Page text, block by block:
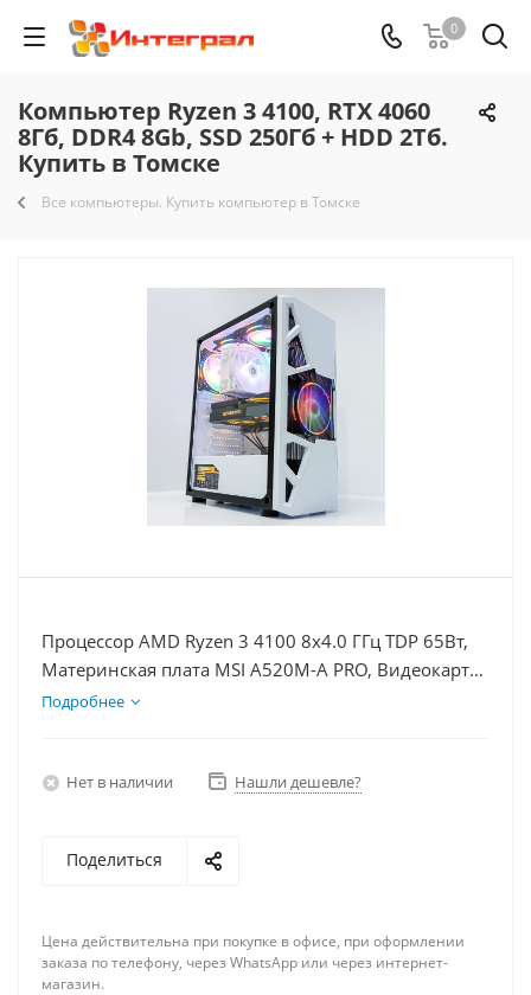
0
Компьютер Ryzen 3 4100, RTX 4060
8Гб, DDR4 8Gb, SSD 250Гб + HDD 2Тб.
Купить в Томске
Все компьютеры. Купить компьютер в Томске
Процессор AMD Ryzen 3 4100 8x4.0 ГГц TDP 65Вт,
Материнская плата MSI A520M-A PRO, Видеокарта
RTX 4060 8Гб, Память DDR4 8Gb, Диски
Подробнее
Нет в наличии Нашли дешевле?
Поделиться
Цена действительна при покупке в офисе, при оформлении
заказа по телефону, через WhatsApp или через интернет-
магазин.